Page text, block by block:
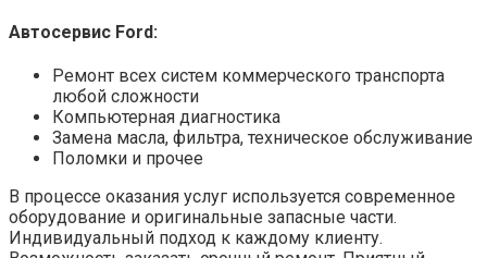
Автосервис Ford:
Ремонт всех систем коммерческого транспорта
любой сложности
Компьютерная диагностика
Замена масла, фильтра, техническое обслуживание
Поломки и прочее
В процессе оказания услуг используется современное
оборудование и оригинальные запасные части.
Индивидуальный подход к каждому клиенту.